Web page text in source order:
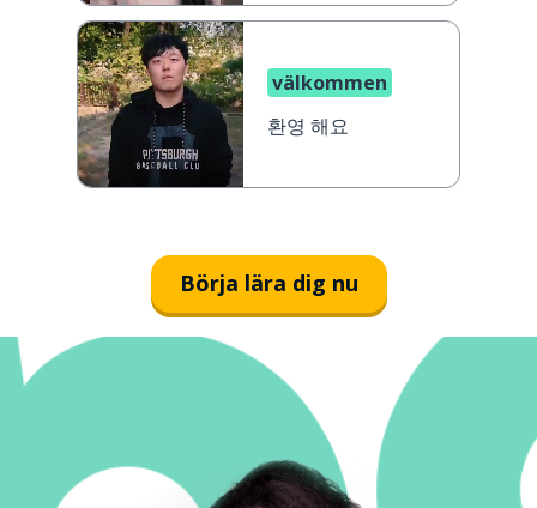
välkommen
환영 해요
Börja lära dig nu